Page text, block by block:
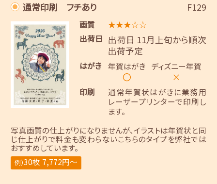
通常印刷 フチあり F129
画質
★★★☆☆
出荷日
出荷日 11月上旬から順次
出荷予定
はがき 年賀はがき
〇
ディズニー年賀
×
印刷
通常年賀状はがきに業務用
レーザープリンターで印刷し
ます。
写真画質の仕上がりになりませんが、イラストは年賀状と同
じ仕上がりで料金も変わらないこちらのタイプを弊社では
おすすめしています。
例）30枚 7,772円～